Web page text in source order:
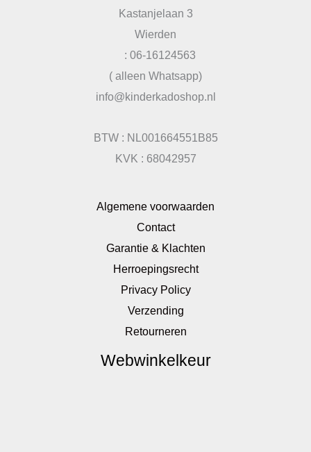
Kastanjelaan 3
Wierden
: 06-16124563
( alleen Whatsapp)
info@kinderkadoshop.nl
BTW : NL001664551B85
KVK : 68042957
Algemene voorwaarden
Contact
Garantie & Klachten
Herroepingsrecht
Privacy Policy
Verzending
Retourneren
Webwinkelkeur